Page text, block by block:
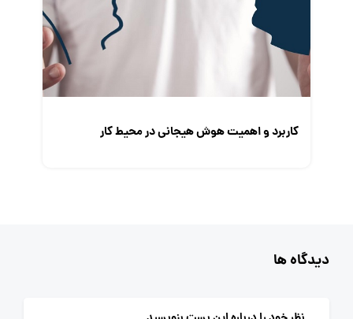
کاربرد و اهمیت هوش هیجانی در محیط کار
دیدگاه ها